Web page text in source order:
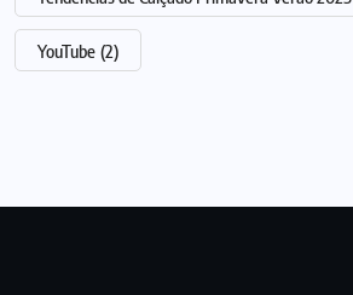
YouTube (2)